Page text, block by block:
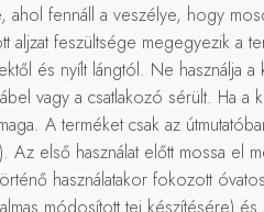
fennáll a veszélye, hogy
feszültsége megegyezik a
és nyílt lángtól. Ne használja
vagy a csatlakozó sérült. Ha
A terméket csak az
első használat előtt mossa
használatakor fokozott
módosított tej készítésére)